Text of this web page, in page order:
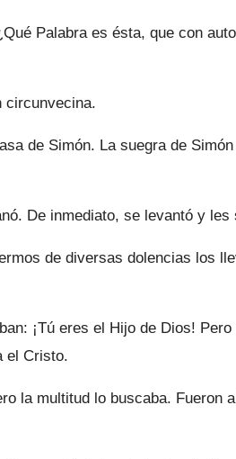
Palabra es ésta, que con
circunvecina.
de Simón. La suegra de
De inmediato, se levantó y les
de diversas dolencias los
¡Tú eres el Hijo de Dios!
el Cristo.
la multitud lo buscaba. Fueron